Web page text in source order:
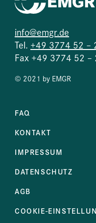
info@emgr.de
Tel. +49 3774 52 –
Fax +49 3774 52 –
© 2021 by EMGR
FAQ
KONTAKT
IMPRESSUM
DATENSCHUTZ
AGB
COOKIE-